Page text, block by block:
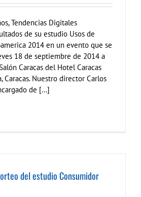
Tendencias Digitales
de su estudio Usos de
2014 en un evento que se
18 de septiembre de 2014 a
Caracas del Hotel Caracas
Caracas. Nuestro director Carlos
de [...]
del estudio Consumidor